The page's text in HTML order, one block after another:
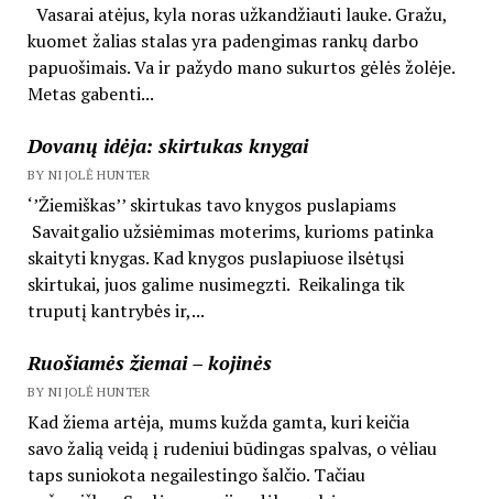
Vasarai atėjus, kyla noras užkandžiauti lauke. Gražu,
kuomet žalias stalas yra padengimas rankų darbo
papuošimais. Va ir pažydo mano sukurtos gėlės žolėje.
Metas gabenti...
Dovanų idėja: skirtukas knygai
BY NIJOLĖ HUNTER
‘’Žiemiškas’’ skirtukas tavo knygos puslapiams
Savaitgalio užsiėmimas moterims, kurioms patinka
skaityti knygas. Kad knygos puslapiuose ilsėtųsi
skirtukai, juos galime nusimegzti. Reikalinga tik
truputį kantrybės ir,...
Ruošiamės žiemai – kojinės
BY NIJOLĖ HUNTER
Kad žiema artėja, mums kužda gamta, kuri keičia
savo žalią veidą į rudeniui būdingas spalvas, o vėliau
taps suniokota negailestingo šalčio. Tačiau